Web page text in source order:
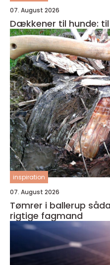
07. August 2026
Dækkener til hunde:
inspiration
07. August 2026
Tømrer i ballerup sådan vælger du den
rigtige fagmand